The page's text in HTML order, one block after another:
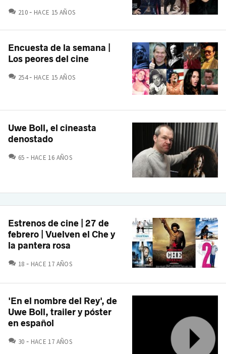
210COMENTARIOS
HACE 15 AÑOS
Encuesta de la semana |
Los peores del cine
254COMENTARIOS
HACE 15 AÑOS
Uwe Boll, el cineasta
denostado
65 COMENTARIOS
HACE 16 AÑOS
Estrenos de cine | 27 de
febrero | Vuelven el Che y
la pantera rosa
18 COMENTARIOS
HACE 17 AÑOS
'En el nombre del Rey', de
Uwe Boll, trailer y póster
en español
30 COMENTARIOS
HACE 17 AÑOS